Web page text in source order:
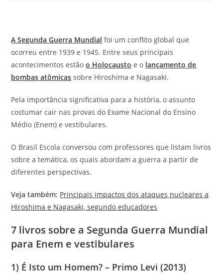
A Segunda Guerra Mundial foi um conflito global que
ocorreu entre 1939 e 1945. Entre seus principais
acontecimentos estãoo Holocausto e o lançamento de
bombas atômicas sobre Hiroshima e Nagasaki.
Pela importância significativa para a história, o assunto
costumar cair nas provas do Exame Nacional do Ensino
Médio (Enem) e vestibulares.
O Brasil Escola conversou com professores que listam livros
sobre a temática, os quais abordam a guerra a partir de
diferentes perspectivas.
Veja também: Principais impactos dos ataques nucleares a
Hiroshima e Nagasaki, segundo educadores
7 livros sobre a Segunda Guerra Mundial
para Enem e vestibulares
1) É Isto um Homem? – Primo Levi (2013)